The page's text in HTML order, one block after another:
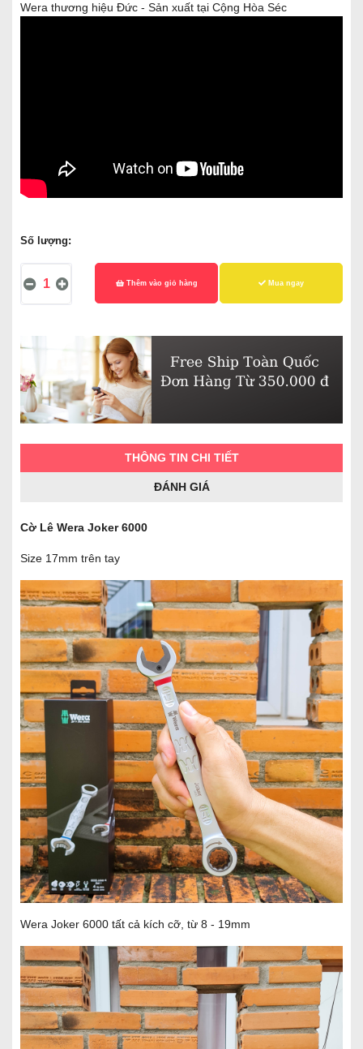
Wera thương hiệu Đức - Sản xuất tại Cộng Hòa Séc
Số lượng:
Thêm vào giỏ hàng Mua ngay
THÔNG TIN CHI TIẾT
ĐÁNH GIÁ
Cờ Lê Wera Joker 6000
Size 17mm trên tay
Wera Joker 6000 tất cả kích cỡ, từ 8 - 19mm